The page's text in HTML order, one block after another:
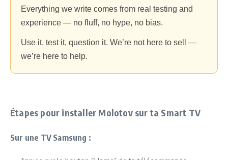
Everything we write comes from real testing and
experience — no fluff, no hype, no bias.
Use it, test it, question it. We’re not here to sell —
we’re here to help.
Étapes pour installer Molotov sur ta Smart TV
Sur une TV Samsung :